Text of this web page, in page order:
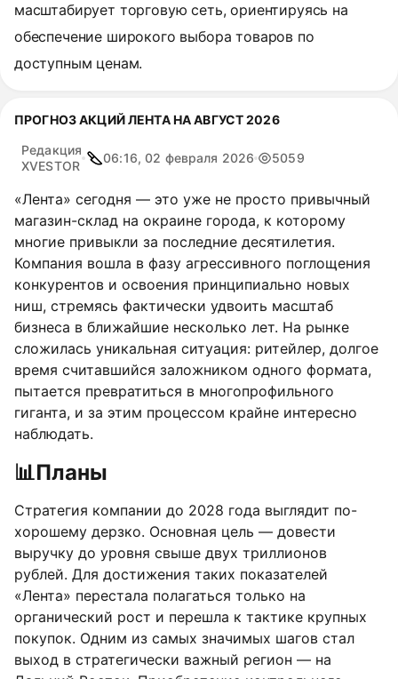
масштабирует торговую сеть, ориентируясь на
обеспечение широкого выбора товаров по
доступным ценам.
ПРОГНОЗ АКЦИЙ ЛЕНТА НА АВГУСТ 2026
Редакция
XVESTOR
06:16, 02 февраля 2026 5059
«Лента» сегодня — это уже не просто привычный
магазин-склад на окраине города, к которому
многие привыкли за последние десятилетия.
Компания вошла в фазу агрессивного поглощения
конкурентов и освоения принципиально новых
ниш, стремясь фактически удвоить масштаб
бизнеса в ближайшие несколько лет. На рынке
сложилась уникальная ситуация: ритейлер, долгое
время считавшийся заложником одного формата,
пытается превратиться в многопрофильного
гиганта, и за этим процессом крайне интересно
наблюдать.
📊Планы
Стратегия компании до 2028 года выглядит по-
хорошему дерзко. Основная цель — довести
выручку до уровня свыше двух триллионов
рублей. Для достижения таких показателей
«Лента» перестала полагаться только на
органический рост и перешла к тактике крупных
покупок. Одним из самых значимых шагов стал
выход в стратегически важный регион — на